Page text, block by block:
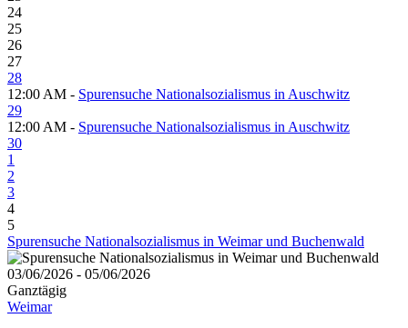
24
25
26
27
28
12:00 AM - Spurensuche Nationalsozialismus in Auschwitz
29
12:00 AM - Spurensuche Nationalsozialismus in Auschwitz
30
1
2
3
4
5
Spurensuche Nationalsozialismus in Weimar und Buchenwald
03/06/2026 - 05/06/2026
Ganztägig
Weimar